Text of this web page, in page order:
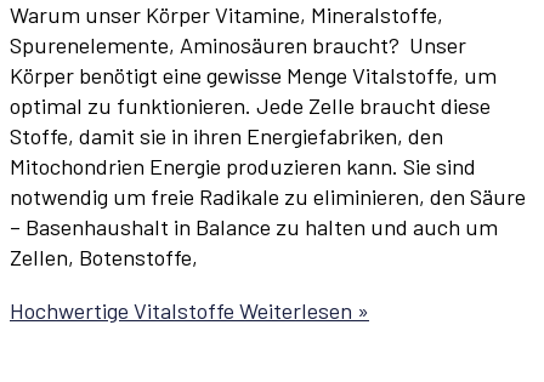
Warum unser Körper Vitamine, Mineralstoffe,
Spurenelemente, Aminosäuren braucht? Unser
Körper benötigt eine gewisse Menge Vitalstoffe, um
optimal zu funktionieren. Jede Zelle braucht diese
Stoffe, damit sie in ihren Energiefabriken, den
Mitochondrien Energie produzieren kann. Sie sind
notwendig um freie Radikale zu eliminieren, den Säure
– Basenhaushalt in Balance zu halten und auch um
Zellen, Botenstoffe,
Hochwertige Vitalstoffe Weiterlesen »